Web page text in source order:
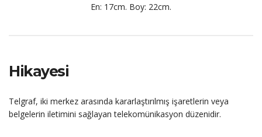
En: 17cm. Boy: 22cm.
Hikayesi
Telgraf, iki merkez arasında kararlaştırılmış işaretlerin veya
belgelerin iletimini sağlayan telekomünikasyon düzenidir.